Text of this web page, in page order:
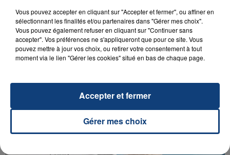
20 juillet 2026
OPÉRER DE LA CHEVILLE RESSORT DE LA...
La famille a porté plainte contre la clinique qui a
reconnu sa responsabilité et présenté ses
TITRES DIFFUSÉS
Vous pouvez accepter en cliquant sur "Accepter et fermer", ou affiner en
sélectionnant les finalités et/ou partenaires dans "Gérer mes choix".
Vous pouvez également refuser en cliquant sur "Continuer sans
accepter". Vos préférences ne s'appliqueront que pour ce site. Vous
pouvez mettre à jour vos choix, ou retirer votre consentement à tout
moment via le lien "Gérer les cookies" situé en bas de chaque page.
Gérer mes choix
Accepter et fermer